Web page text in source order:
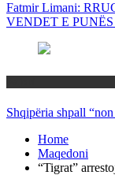
Fatmir Limani:
VENDET E
Shqipëria shpall
Home
Maqedoni
“Tigrat”